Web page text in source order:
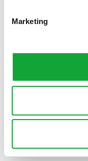
Marketing